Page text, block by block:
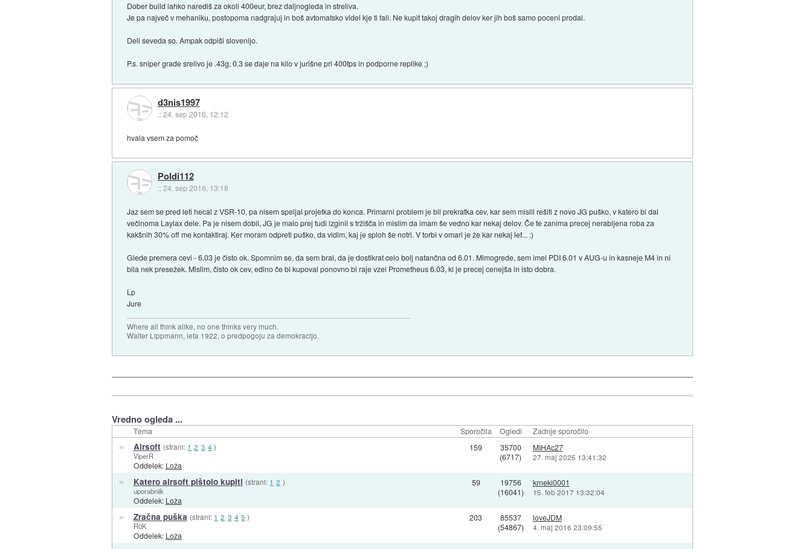
Dober build lahko narediš za okoli 400eur, brez daljnogleda in streliva.
Je pa največ v mehaniku, postopoma nadgrajuj in boš avtomatsko videl kje ti fali. Ne kupit takoj dragih delov ker jih boš samo poceni prodal.
Deli seveda so. Ampak odpiši slovenijo.
P.s. sniper grade srelivo je .43g, 0.3 se daje na kilo v jurišne pri 400fps in podporne replike ;)
d3nis1997
::24. sep 2016, 12:12
hvala vsem za pomoč
Poldi112
::24. sep 2016, 13:18
Jaz sem se pred leti hecal z VSR-10, pa nisem speljal projetka do konca. Primarni problem je bil prekratka cev, kar sem mislil rešiti z novo JG puško, v katero bi dal
večinoma Laylax dele. Pa je nisem dobil, JG je malo prej tudi izginil s tržišča in mislim da imam še vedno kar nekaj delov. Če te zanima precej nerabljena roba za
kakšnih 30% off me kontaktiraj. Ker moram odpreti puško, da vidim, kaj je sploh še notri. V torbi v omari je že kar nekaj let... :)
Glede premera cevi - 6.03 je čisto ok. Spomnim se, da sem bral, da je dostikrat celo bolj natančna od 6.01. Mimogrede, sem imel PDI 6.01 v AUG-u in kasneje M4 in ni
bila nek presežek. Mislim, čisto ok cev, edino če bi kupoval ponovno bi raje vzel Prometheus 6.03, ki je precej cenejša in isto dobra.
Lp
Jure
Where all think alike, no one thinks very much.
Walter Lippmann, leta 1922, o predpogoju za demokracijo.
Vredno ogleda ...
Tema Sporočila Ogledi Zadnje sporočilo
» Airsoft (strani: 1 2 3 4 )
ViperR
Oddelek: Loža
159
35700
(6717)
MIHAc27
27. maj 2025 13:41:32
» Katero airsoft pištolo kupiti (strani: 1 2 )
uporabniik
Oddelek: Loža
59
19756
(16041)
krneki0001
15. feb 2017 13:32:04
» Zračna puška (strani: 1 2 3 4 5 )
R0K
Oddelek: Loža
203
85537
(54867)
loveJDM
4. maj 2016 23:09:55